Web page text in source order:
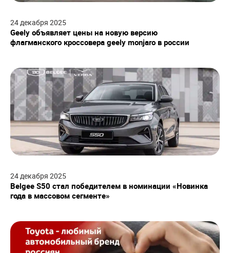
24 декабря 2025
Geely объявляет цены на новую версию
флагманского кроссовера geely monjaro в россии
24 декабря 2025
Belgee S50 стал победителем в номинации «Новинка
года в массовом сегменте»